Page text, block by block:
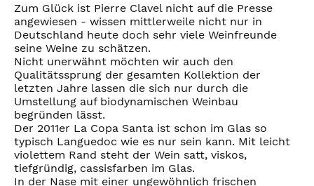
Zum Glück ist Pierre Clavel nicht auf die Presse
angewiesen - wissen mittlerweile nicht nur in
Deutschland heute doch sehr viele Weinfreunde
seine Weine zu schätzen.
Nicht unerwähnt möchten wir auch den
Qualitätssprung der gesamten Kollektion der
letzten Jahre lassen die sich nur durch die
Umstellung auf biodynamischen Weinbau
begründen lässt.
Der 2011er La Copa Santa ist schon im Glas so
typisch Languedoc wie es nur sein kann. Mit leicht
violettem Rand steht der Wein satt, viskos,
tiefgründig, cassisfarben im Glas.
In der Nase mit einer ungewöhnlich frischen